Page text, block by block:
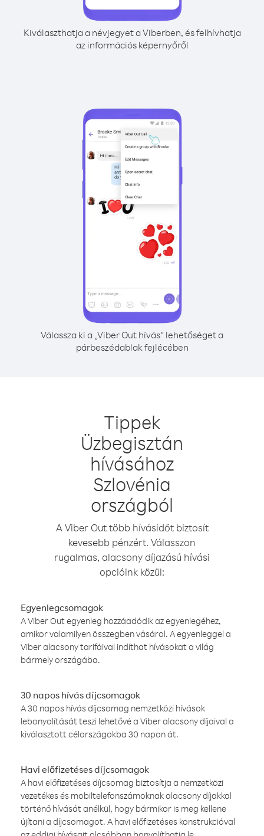
Kiválaszthatja a névjegyet a Viberben, és felhívhatja
az információs képernyőről
Válassza ki a „Viber Out hívás” lehetőséget a
párbeszédablak fejlécében
Tippek
Üzbegisztán
hívásához
Szlovénia
országból
A Viber Out több hívásidőt biztosít
kevesebb pénzért. Válasszon
rugalmas, alacsony díjazású hívási
opcióink közül:
Egyenlegcsomagok
A Viber Out egyenleg hozzáadódik az egyenlegéhez,
amikor valamilyen összegben vásárol. A egyenleggel a
Viber alacsony tarifáival indíthat hívásokat a világ
bármely országába.
30 napos hívás díjcsomagok
A 30 napos hívás díjcsomag nemzetközi hívások
lebonyolítását teszi lehetővé a Viber alacsony díjaival a
kiválasztott célországokba 30 napon át.
Havi előfizetéses díjcsomagok
A havi előfizetéses díjcsomag biztosítja a nemzetközi
vezetékes és mobiltelefonszámoknak alacsony díjakkal
történő hívását anélkül, hogy bármikor is meg kellene
újítani a díjcsomagot. A havi előfizetéses konstrukcióval